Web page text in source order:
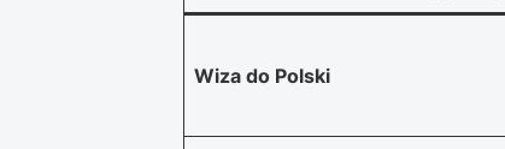
Wiza do Polski